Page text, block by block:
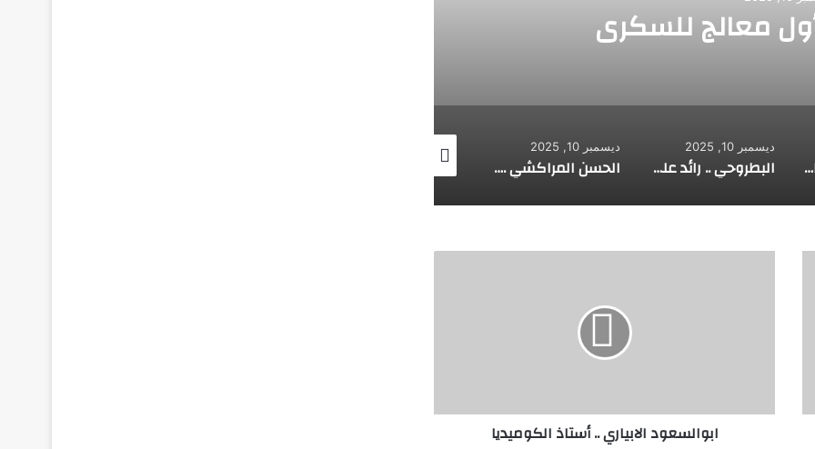
معالج للسكري
الألماني بنز مخترع السيارة الحديثة
ديسمبر 10, 2025
البطروحي .. رائد علم الفلك الحديث
ديسمبر 10, 2025
الحسن المراكشي .. أعظم من صنف علم المثلثات أبو علي الحسن
ديسمبر 10, 2025
د
ابوالسعود الابياري .. أستاذ الكوميديا